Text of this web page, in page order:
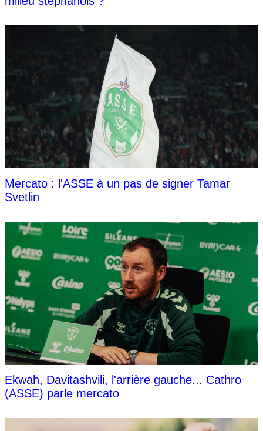
Mercato : l'ASSE à un pas de signer Tamar
Svetlin
Ekwah, Davitashvili, l'arrière gauche... Cathro
(ASSE) parle mercato